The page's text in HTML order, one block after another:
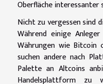
Oberfläche interessanter
Nicht zu vergessen sind
Während einige
Währungen wie Bitcoin
suchen andere nach
Palette an Altcoins
Handelsplattform